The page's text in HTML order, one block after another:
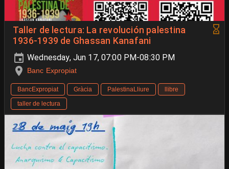
Taller de lectura: La revolución palestina
1936-1939 de Ghassan Kanafani
Wednesday, Jun 17, 07:00 PM-08:30 PM
Banc Expropiat
BancExpropiat Gràcia PalestinaLliure
llibre
taller de lectura